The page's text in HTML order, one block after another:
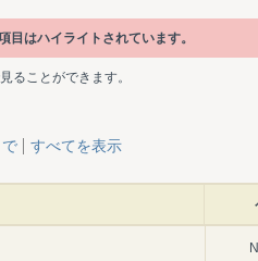
はハイライトされています。
ることができます。
すべてを表示